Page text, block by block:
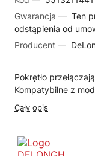
Gwarancja — Ten
odstąpienia od
Producent —
Pokrętło
Kompatybilne z
Cały opis